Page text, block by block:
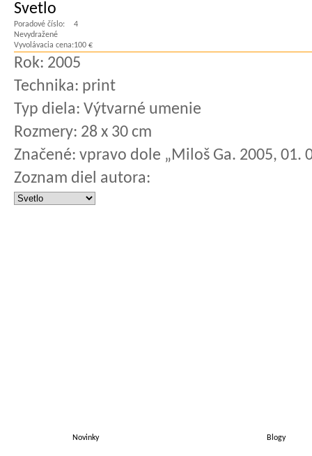
Svetlo
Poradové číslo:
4
Nevydražené
Vyvolávacia cena:100 €
Rok: 2005
Technika: print
Typ diela: Výtvarné umenie
Rozmery: 28 x 30 cm
Značené: vpravo dole „Miloš Ga. 2005, 01.
Zoznam diel autora:
Novinky Blogy